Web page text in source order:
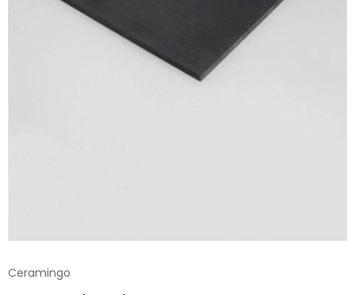
Ceramingo